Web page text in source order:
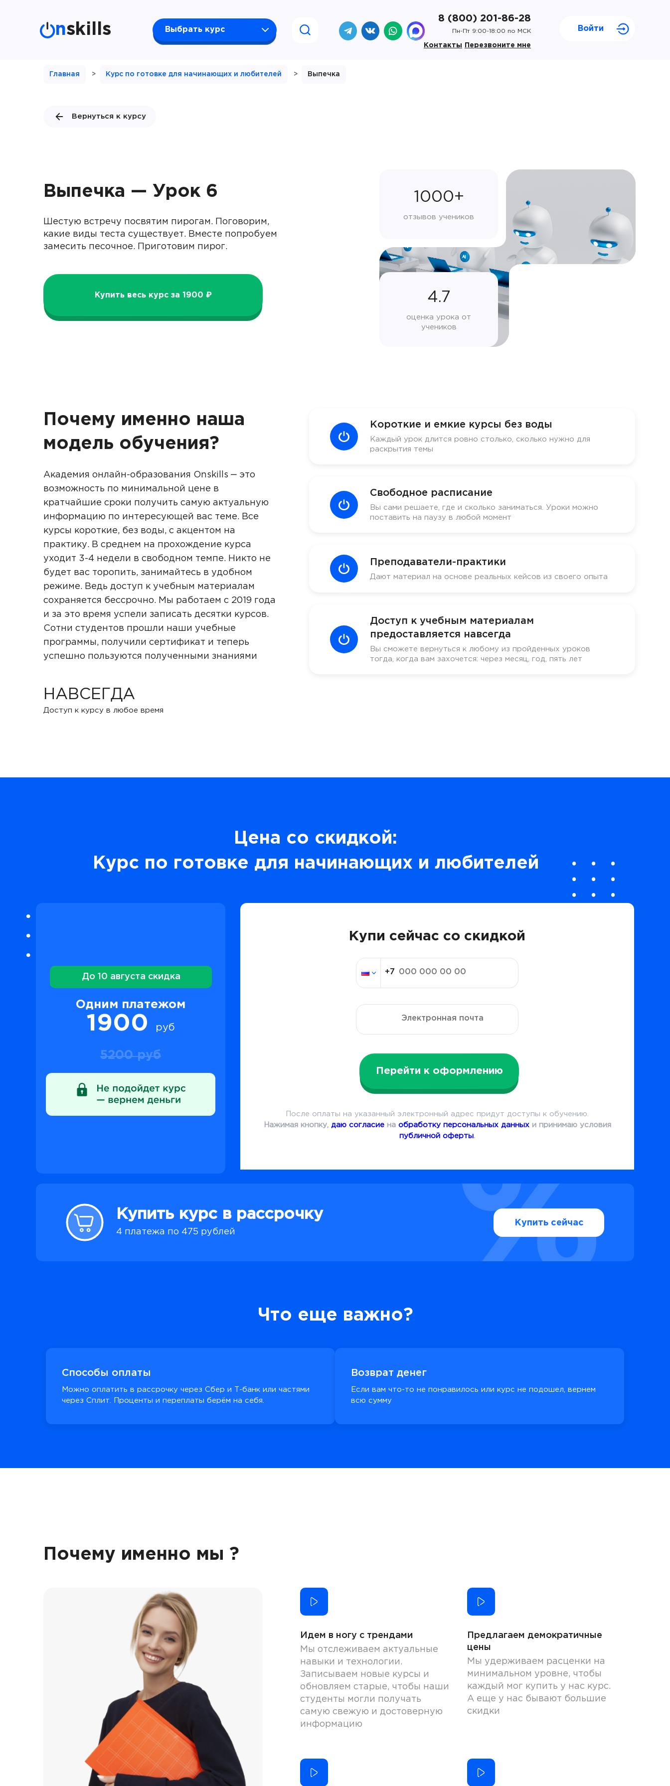
nskills Выбрать курс
8 (800) 201-86-28
Пн-Пт 9:00-18:00 по МСК
Контакты Перезвоните мне
Войти
Главная > Курс по готовке для начинающих и любителей > Выпечка
Вернуться к курсу
Выпечка — Урок 6
Шестую встречу посвятим пирогам. Поговорим,
какие виды теста существует. Вместе попробуем
замесить песочное. Приготовим пирог.
Купить весь курс за 1900 ₽
1000+
отзывов учеников
4.7
оценка урока от
учеников
Почему именно наша
модель обучения?
Академия онлайн-образования Onskills ‒ это
возможность по минимальной цене в
кратчайшие сроки получить самую актуальную
информацию по интересующей вас теме. Все
курсы короткие, без воды, с акцентом на
практику. В среднем на прохождение курса
уходит 3-4 недели в свободном темпе. Никто не
будет вас торопить, занимайтесь в удобном
режиме. Ведь доступ к учебным материалам
сохраняется бессрочно. Мы работаем с 2019 года
и за это время успели записать десятки курсов.
Сотни студентов прошли наши учебные
программы, получили сертификат и теперь
успешно пользуются полученными знаниями
НАВСЕГДА
Доступ к курсу в любое время
Короткие и емкие курсы без воды
Каждый урок длится ровно столько, сколько нужно для
раскрытия темы
Свободное расписание
Вы сами решаете, где и сколько заниматься. Уроки можно
поставить на паузу в любой момент
Преподаватели-практики
Дают материал на основе реальных кейсов из своего опыта
Доступ к учебным материалам
предоставляется навсегда
Вы сможете вернуться к любому из пройденных уроков
тогда, когда вам захочется: через месяц, год, пять лет
Цена со скидкой:
Курс по готовке для начинающих и любителей
До 10 августа скидка
Одним платежом
1900 руб
5200 руб
Купи сейчас со скидкой
Перейти к оформлению
После оплаты на указанный электронный адрес придут доступы к обучению.
Нажимая кнопку, даю согласиена обработку персональных данныхи принимаю условия
публичной оферты.
Купить курс в рассрочку
4 платежа по 475 рублей
Купить сейчас
Что еще важно?
Способы оплаты
Можно оплатить в рассрочку через Сбер и Т-банк или частями
через Сплит. Проценты и переплаты берём на себя.
Возврат денег
Если вам что-то не понравилось или курс не подошел, вернем
всю сумму
Почему именно мы ?
Идем в ногу с трендами
Мы отслеживаем актуальные
навыки и технологии.
Записываем новые курсы и
обновляем старые, чтобы наши
студенты могли получать
самую свежую и достоверную
информацию
Предлагаем демократичные
цены
Мы удерживаем расценки на
минимальном уровне, чтобы
каждый мог купить у нас курс.
А еще у нас бывают большие
скидки